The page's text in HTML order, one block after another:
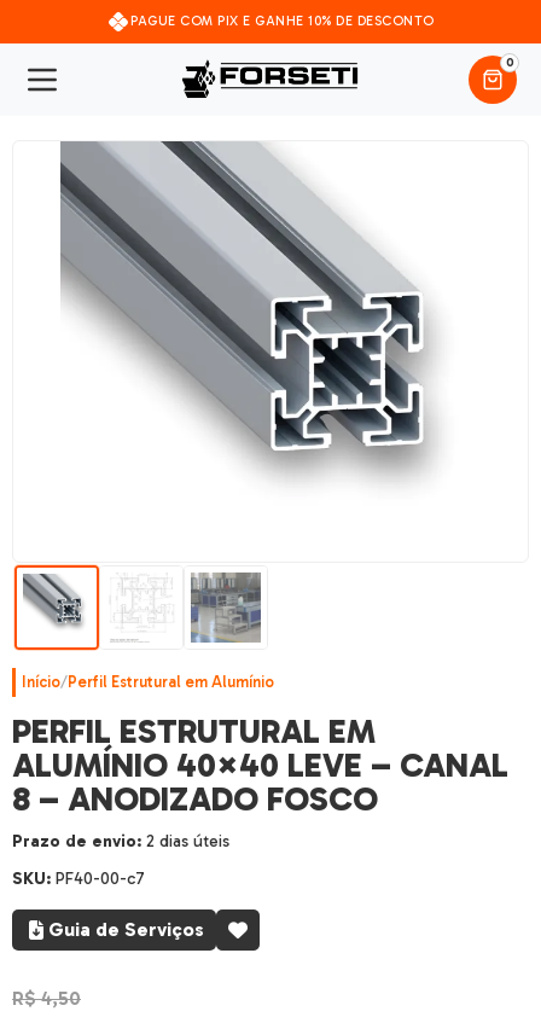
PAGUE COM PIX E GANHE 10% DE DESCONTO
0
Início/Perfil Estrutural em Alumínio
PERFIL ESTRUTURAL EM
ALUMÍNIO 40×40 LEVE – CANAL
8 – ANODIZADO FOSCO
Prazo de envio: 2 dias úteis
SKU: PF40-00-c7
Guia de Serviços
R$4,50